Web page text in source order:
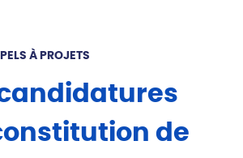
À PROJETS
de